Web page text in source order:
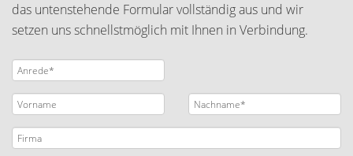
das untenstehende Formular vollständig aus und wir
setzen uns schnellstmöglich mit Ihnen in Verbindung.